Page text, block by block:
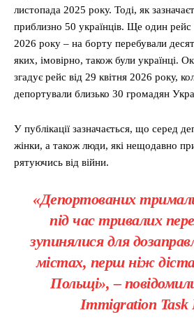
листопада 2025 року. Тоді, як
приблизно 50 українців. Ще один рейс
2026 року – на борту перебували
яких, імовірно, також були українці.
згадує рейс від 29 квітня 2026 року,
депортували близько 30 громадян
У публікації зазначається, що серед
жінки, а також люди, які нещодавно
рятуючись від війни.
«Депортованих
під час тривалих
зупинялися для
містах, перш ніж
Польщі», –
Immigration Task